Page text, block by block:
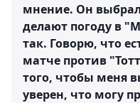
мнение. Он
делают погоду в
так. Говорю, что
матче против
того, чтобы меня
уверен, что могу